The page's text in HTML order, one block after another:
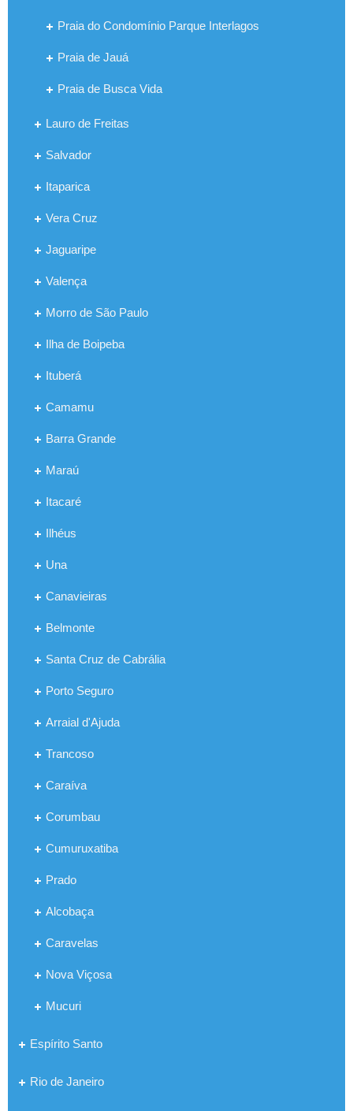
Praia do Condomínio Parque Interlagos
Praia de Jauá
Praia de Busca Vida
Lauro de Freitas
Salvador
Itaparica
Vera Cruz
Jaguaripe
Valença
Morro de São Paulo
Ilha de Boipeba
Ituberá
Camamu
Barra Grande
Maraú
Itacaré
Ilhéus
Una
Canavieiras
Belmonte
Santa Cruz de Cabrália
Porto Seguro
Arraial d'Ajuda
Trancoso
Caraíva
Corumbau
Cumuruxatiba
Prado
Alcobaça
Caravelas
Nova Viçosa
Mucuri
Espírito Santo
Rio de Janeiro